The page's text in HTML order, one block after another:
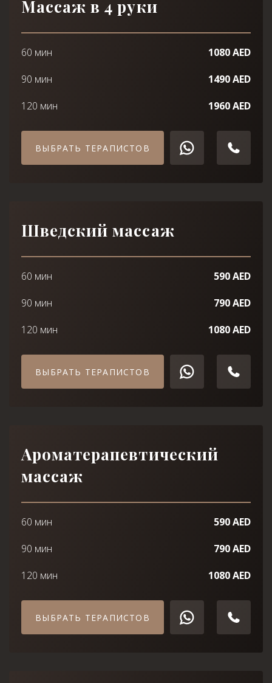
Массаж в 4 руки
60 мин
1080 AED
90 мин
1490 AED
120 мин
1960 AED
ВЫБРАТЬ ТЕРАПИСТОВ
Шведский массаж
60 мин
590 AED
90 мин
790 AED
120 мин
1080 AED
ВЫБРАТЬ ТЕРАПИСТОВ
Ароматерапевтический
массаж
60 мин
590 AED
90 мин
790 AED
120 мин
1080 AED
ВЫБРАТЬ ТЕРАПИСТОВ